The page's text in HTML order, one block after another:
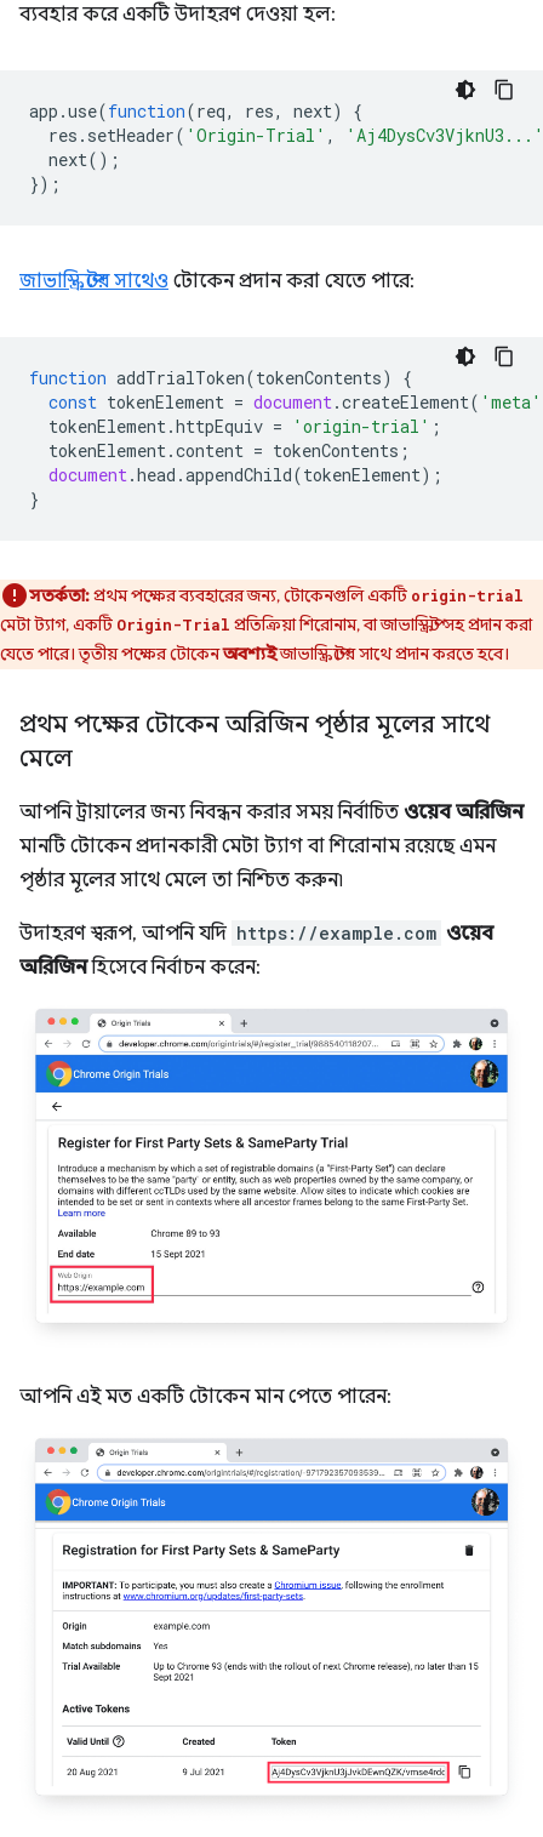
ব্যবহার করে একটি উদাহরণ দেওয়া হল:
app .use(function(req, res, next)
{
res . setHeader( 'Origin-Trial' ,
'Aj4DysCv3VjknU3...'
next();
});
জাভাস্ক্রিপ্টের সাথেও টোকেন প্রদান করা যেতে পারে:
function addTrialToken(tokenContents)
{
const tokenElement = document .createElement( 'meta'
tokenElement .httpEquiv = 'origin-trial' ;
tokenElement .content = tokenContents ;
document .head .appendChild(tokenElement);
}
সতর্কতা:প্রথম পক্ষের ব্যবহারের জন্য, টোকেনগুলি একটি origin-trial
মেটা ট্যাগ, একটি Origin-Trial প্রতিক্রিয়া শিরোনাম, বা জাভাস্ক্রিপ্ট সহ প্রদান করা
যেতে পারে। তৃতীয় পক্ষের টোকেনঅবশ্যইজাভাস্ক্রিপ্টের সাথে প্রদান করতে হবে।
প্রথম পক্ষের টোকেন অরিজিন পৃষ্ঠার মূলের সাথে
মেলে
আপনি ট্রায়ালের জন্য নিবন্ধন করার সময় নির্বাচিত ওয়েব অরিজিন
মানটি টোকেন প্রদানকারী মেটা ট্যাগ বা শিরোনাম রয়েছে এমন
পৃষ্ঠার মূলের সাথে মেলে তা নিশ্চিত করুন৷
উদাহরণ স্বরূপ, আপনি যদি https://example.com ওয়েব
অরিজিনহিসেবে নির্বাচন করেন:
আপনি এই মত একটি টোকেন মান পেতে পারেন: